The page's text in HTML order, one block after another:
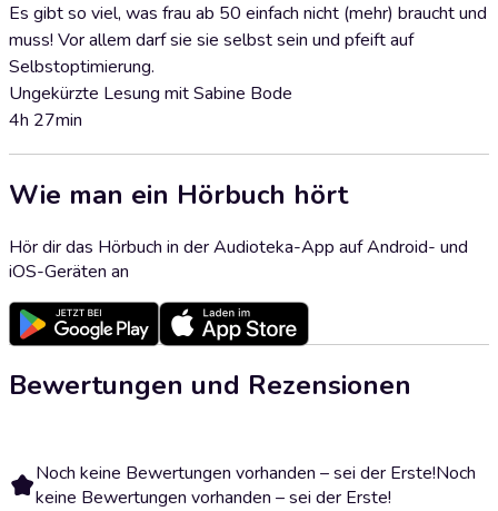
Es gibt so viel, was frau ab 50 einfach nicht (mehr) braucht und
muss! Vor allem darf sie sie selbst sein und pfeift auf
Selbstoptimierung.
Ungekürzte Lesung mit Sabine Bode
4h 27min
Wie man ein Hörbuch hört
Hör dir das Hörbuch in der Audioteka-App auf Android- und
iOS-Geräten an
Bewertungen und Rezensionen
Noch keine Bewertungen vorhanden – sei der Erste!Noch
keine Bewertungen vorhanden – sei der Erste!